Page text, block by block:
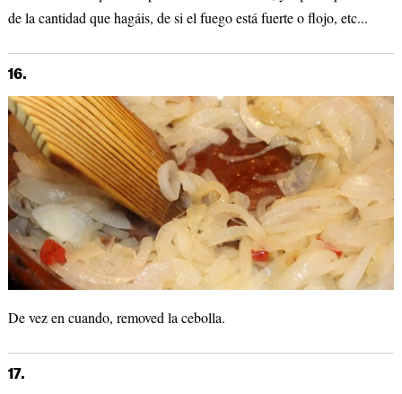
de la cantidad que hagáis, de si el fuego está fuerte o flojo, etc...
16.
De vez en cuando, removed la cebolla.
17.